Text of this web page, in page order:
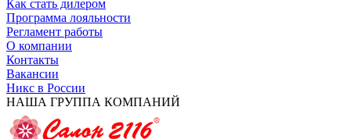
Как стать дилером
Программа лояльности
Регламент работы
О компании
Контакты
Вакансии
Никс в России
НАША ГРУППА КОМПАНИЙ